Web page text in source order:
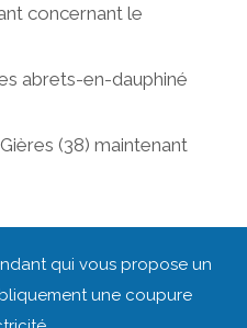
concernant le
abrets-en-dauphiné
(38) maintenant
qui vous propose un
une coupure